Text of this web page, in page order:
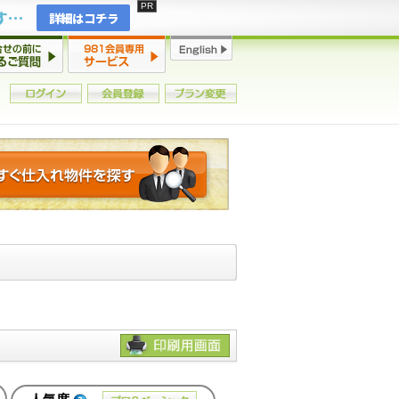
2年連続増加・15年ぶりの大チャンス到来！初心者からプロまで網羅する「競売不動産・超実践投資セミナー」♦神奈川県 横浜 in 神奈川 詳細はコチラ